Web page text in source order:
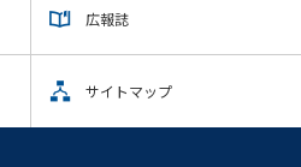
広報誌
サイトマップ